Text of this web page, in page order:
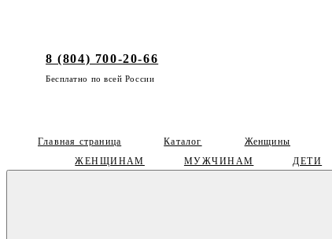
8 (804) 700-20-66
Бесплатно по всей России
ЖЕНЩИНАМ МУЖЧИНАМ ДЕТИ
Главная страница Каталог Женщины